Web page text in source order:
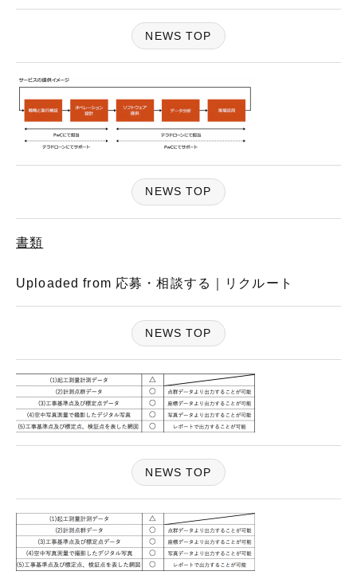
NEWS TOP
NEWS TOP
書類
Uploaded from 応募・相談する｜リクルート
NEWS TOP
NEWS TOP